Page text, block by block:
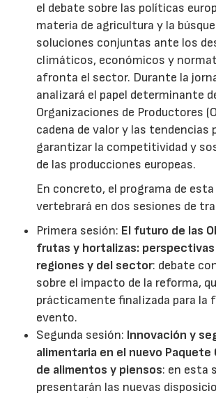
el debate sobre las políticas
materia de agricultura y la
soluciones conjuntas ante los
climáticos, económicos y
afronta el sector. Durante la
analizará el papel determinante
Organizaciones de Productores
cadena de valor y las tendencias
garantizar la competitividad y
de las producciones europeas.
En concreto, el programa de
vertebrará en dos sesiones de
Primera sesión: El futuro de las
frutas y hortalizas: perspectivas
regiones y del sector: debate
sobre el impacto de la reforma,
prácticamente finalizada para la
evento.
Segunda sesión: Innovación y
alimentaria en el nuevo Paquete
de alimentos y piensos: en esta
presentarán las nuevas